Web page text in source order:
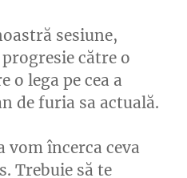
sesiune,
către o
o lega pe cea a
de furia sa actuală.
vom încerca ceva
Trebuie să te